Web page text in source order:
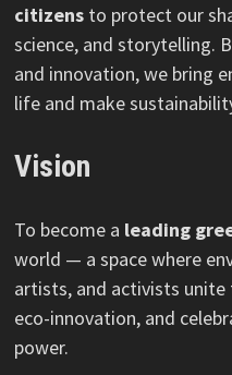
citizensto protect our
science, and storytelling.
and innovation, we bring
life and make
Vision
To become a leading
world — a space where
artists, and activists
eco-innovation, and
power.